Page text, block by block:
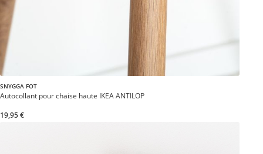
SNYGGA FOT
Autocollant pour chaise haute IKEA ANTILOP
19,95 €